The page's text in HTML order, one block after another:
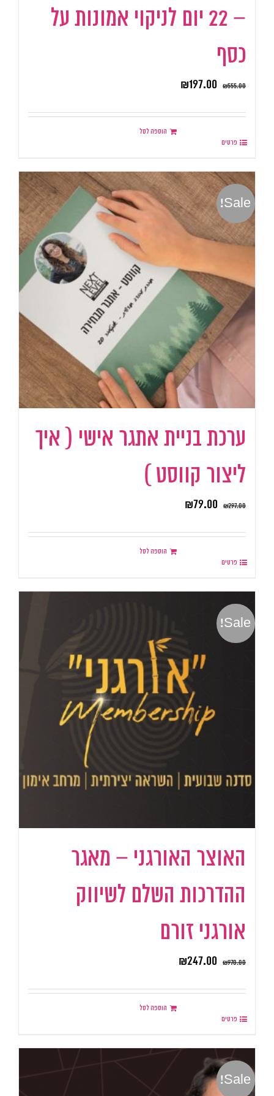
– 22 יום לניקוי אמונות על
כסף
₪555.00
₪197.00
הוספה לסל
פרטים
Sale!
ערכת בניית אתגר אישי ( איך
ליצור קווסט )
₪297.00
₪79.00
הוספה לסל
פרטים
Sale!
האוצר האורגני – מאגר
ההדרכות השלם לשיווק
אורגני זורם
₪970.00
₪247.00
הוספה לסל
פרטים
Sale!